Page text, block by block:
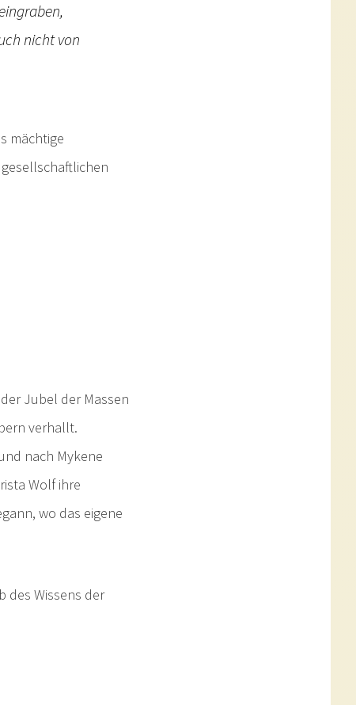
nicht von
mächtige
Jubel der Massen
verhallt.
nach Mykene
Wolf ihre
wo das eigene
des Wissens der